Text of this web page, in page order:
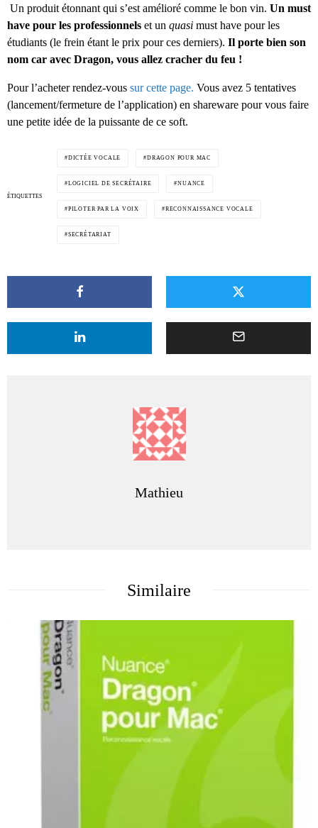
Un produit étonnant qui s’est amélioré comme le bon vin. Un must
have pour les professionnels et un quasi must have pour les
étudiants (le frein étant le prix pour ces derniers). Il porte bien son
nom car avec Dragon, vous allez cracher du feu !
Pour l’acheter rendez-vous sur cette page. Vous avez 5 tentatives
(lancement/fermeture de l’application) en shareware pour vous faire
une petite idée de la puissante de ce soft.
ÉTIQUETTES
DICTÉE VOCALE DRAGON POUR MAC
LOGICIEL DE SECRÉTAIRE NUANCE
PILOTER PAR LA VOIX RECONNAISSANCE VOCALE
SECRÉTARIAT
Mathieu
Similaire